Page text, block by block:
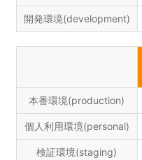
開発環境(development)
本番環境(production)
個人利用環境(personal)
検証環境(staging)